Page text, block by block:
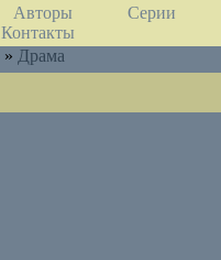
Авторы
Серии
Контакты
» Драма